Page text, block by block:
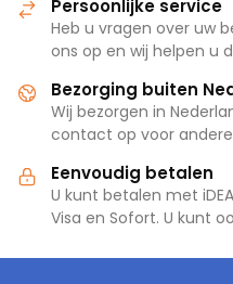
Persoonlijke service
Heb u vragen over uw
ons op en wij helpen u
Bezorging buiten
Wij bezorgen in
contact op voor
Eenvoudig betalen
U kunt betalen met
Visa en Sofort. U kunt